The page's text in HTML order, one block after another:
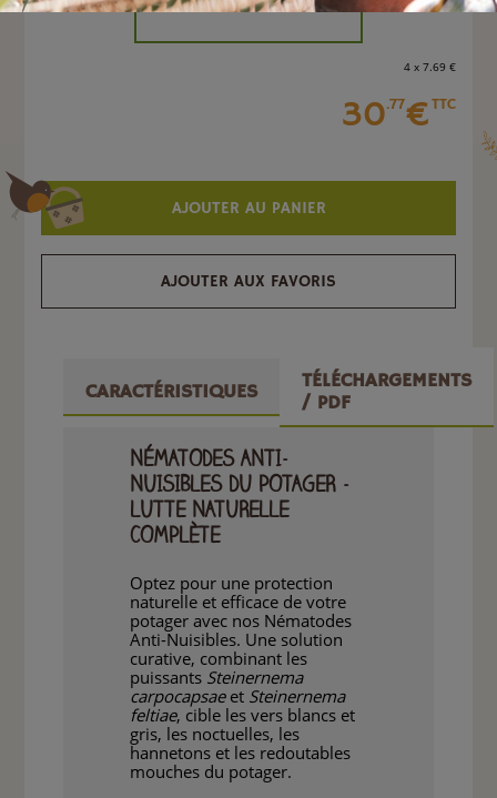
4 x 7.69 €
30.77€TTC
AJOUTER AU PANIER
AJOUTER AUX FAVORIS
CARACTÉRISTIQUES
TÉLÉCHARGEMENTS
/ PDF
NÉMATODES ANTI-
NUISIBLES DU POTAGER -
LUTTE NATURELLE
COMPLÈTE
Optez pour une protection
naturelle et efficace de votre
potager avec nos Nématodes
Anti-Nuisibles. Une solution
curative, combinant les
puissants Steinernema
carpocapsaeet Steinernema
feltiae, cible les vers blancs et
gris, les noctuelles, les
hannetons et les redoutables
mouches du potager.